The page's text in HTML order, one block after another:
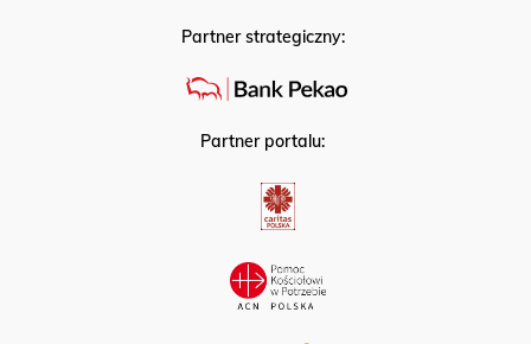
Partner strategiczny:
Partner portalu: